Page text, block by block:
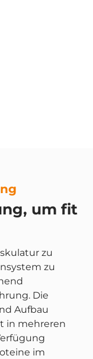
um fit
zu
zu
Die
Aufbau
in mehreren
im